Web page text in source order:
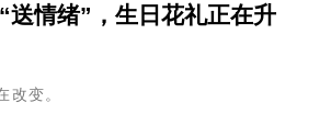
送情绪”，生日花礼正在升
改变。